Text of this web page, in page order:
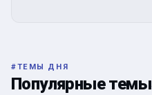
#ТЕМЫ ДНЯ
Популярные темы